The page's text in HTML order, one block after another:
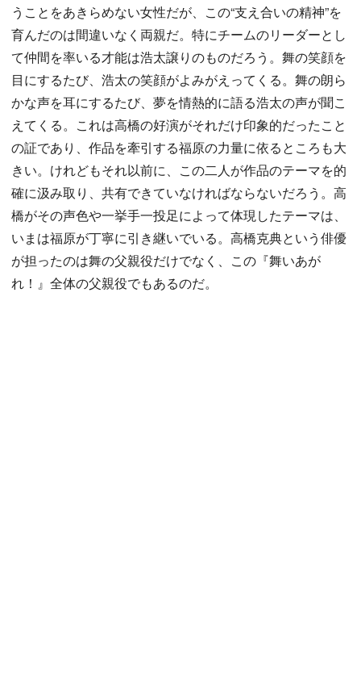
うことをあきらめない女性だが、この“支え合いの精神”を
育んだのは間違いなく両親だ。特にチームのリーダーとし
て仲間を率いる才能は浩太譲りのものだろう。舞の笑顔を
目にするたび、浩太の笑顔がよみがえってくる。舞の朗ら
かな声を耳にするたび、夢を情熱的に語る浩太の声が聞こ
えてくる。これは高橋の好演がそれだけ印象的だったこと
の証であり、作品を牽引する福原の力量に依るところも大
きい。けれどもそれ以前に、この二人が作品のテーマを的
確に汲み取り、共有できていなければならないだろう。高
橋がその声色や一挙手一投足によって体現したテーマは、
いまは福原が丁寧に引き継いでいる。高橋克典という俳優
が担ったのは舞の父親役だけでなく、この『舞いあが
れ！』全体の父親役でもあるのだ。